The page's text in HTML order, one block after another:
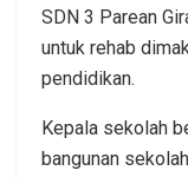
SDN 3 Parean
untuk rehab
pendidikan.
Kepala sekolah
bangunan